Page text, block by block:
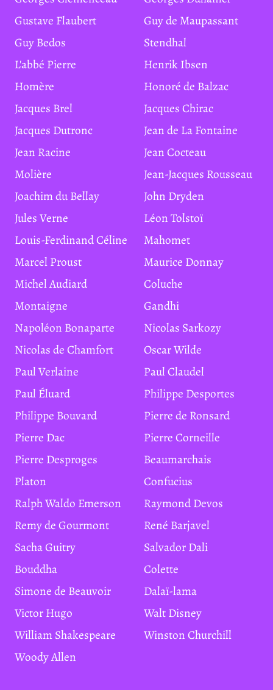
Gustave Flaubert
Guy de Maupassant
Guy Bedos
Stendhal
L'abbé Pierre
Henrik Ibsen
Homère
Honoré de Balzac
Jacques Brel
Jacques Chirac
Jacques Dutronc
Jean de La Fontaine
Jean Racine
Jean Cocteau
Molière
Jean-Jacques Rousseau
Joachim du Bellay
John Dryden
Jules Verne
Léon Tolstoï
Louis-Ferdinand Céline
Mahomet
Marcel Proust
Maurice Donnay
Michel Audiard
Coluche
Montaigne
Gandhi
Napoléon Bonaparte
Nicolas Sarkozy
Nicolas de Chamfort
Oscar Wilde
Paul Verlaine
Paul Claudel
Paul Éluard
Philippe Desportes
Philippe Bouvard
Pierre de Ronsard
Pierre Dac
Pierre Corneille
Pierre Desproges
Beaumarchais
Platon
Confucius
Ralph Waldo Emerson
Raymond Devos
Remy de Gourmont
René Barjavel
Sacha Guitry
Salvador Dali
Bouddha
Colette
Simone de Beauvoir
Dalaï-lama
Victor Hugo
Walt Disney
William Shakespeare
Winston Churchill
Woody Allen